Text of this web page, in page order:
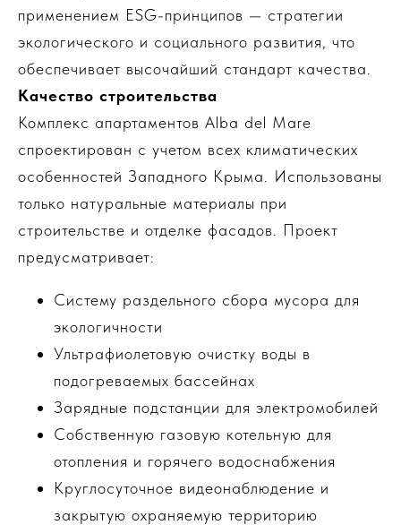
применением ESG-принципов — стратегии
экологического и социального развития, что
обеспечивает высочайший стандарт качества.
Качество строительства
Комплекс апартаментов Alba del Mare
спроектирован с учетом всех климатических
особенностей Западного Крыма. Использованы
только натуральные материалы при
строительстве и отделке фасадов. Проект
предусматривает:
Систему раздельного сбора мусора для
экологичности
Ультрафиолетовую очистку воды в
подогреваемых бассейнах
Зарядные подстанции для электромобилей
Собственную газовую котельную для
отопления и горячего водоснабжения
Круглосуточное видеонаблюдение и
закрытую охраняемую территорию